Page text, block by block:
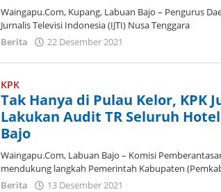
Waingapu.Com, Kupang, Labuan Bajo – Pengurus
Jurnalis Televisi Indonesia (IJTI) Nusa Tenggara
Berita
22 Desember 2021
KPK
Tak Hanya di Pulau Kelor, KPK
Lakukan Audit TR Seluruh
Bajo
Waingapu.Com, Labuan Bajo – Komisi
mendukung langkah Pemerintah Kabupaten
Berita
13 Desember 2021